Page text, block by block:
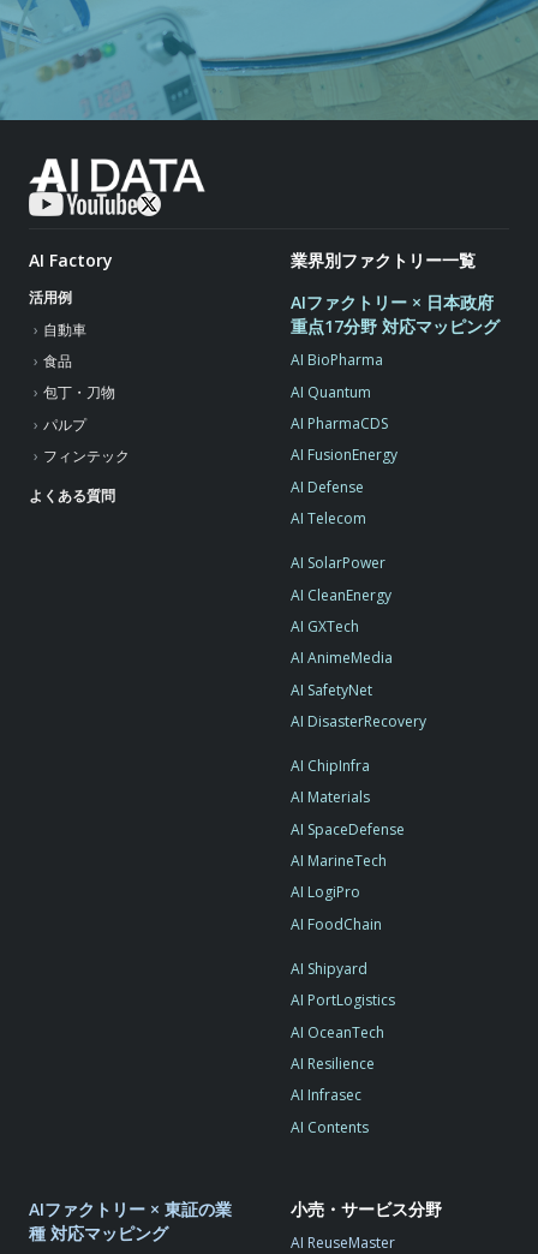
AI Factory
活用例
自動車
食品
包丁・刀物
パルプ
フィンテック
よくある質問
業界別ファクトリー一覧
AIファクトリー × 日本政府
重点17分野 対応マッピング
AI BioPharma
AI Quantum
AI PharmaCDS
AI FusionEnergy
AI Defense
AI Telecom
AI SolarPower
AI CleanEnergy
AI GXTech
AI AnimeMedia
AI SafetyNet
AI DisasterRecovery
AI ChipInfra
AI Materials
AI SpaceDefense
AI MarineTech
AI LogiPro
AI FoodChain
AI Shipyard
AI PortLogistics
AI OceanTech
AI Resilience
AI Infrasec
AI Contents
AIファクトリー × 東証の業
種 対応マッピング
小売・サービス分野
AI ReuseMaster